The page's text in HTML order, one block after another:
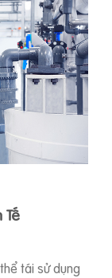
Tế
tái sử dụng